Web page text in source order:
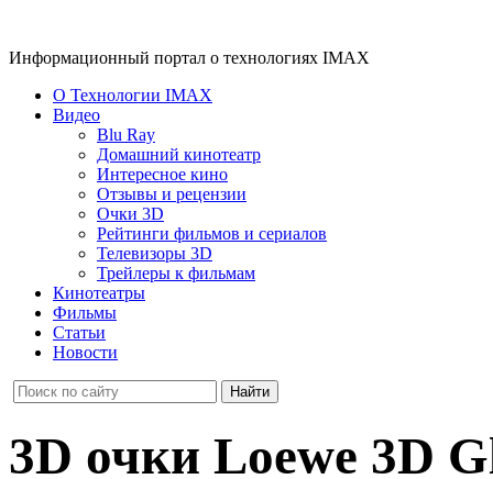
Информационный портал о технологиях IMAX
О Технологии IMAX
Видео
Blu Ray
Домашний кинотеатр
Интересное кино
Отзывы и рецензии
Очки 3D
Рейтинги фильмов и сериалов
Телевизоры 3D
Трейлеры к фильмам
Кинотеатры
Фильмы
Статьи
Новости
3D очки Loewe 3D